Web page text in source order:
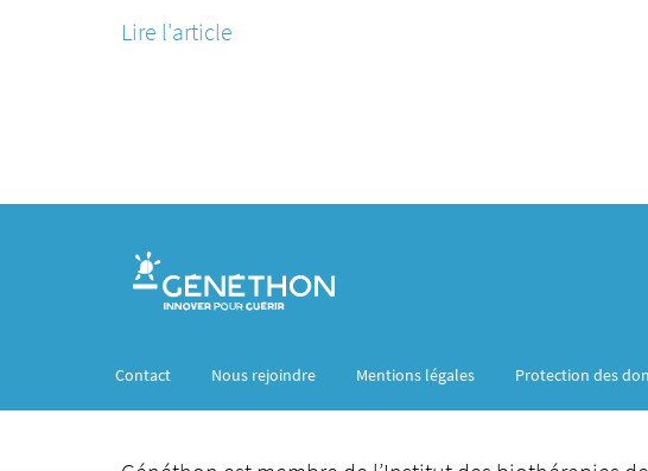
Lire l'article
Contact Nous rejoindre Mentions légales Protection des